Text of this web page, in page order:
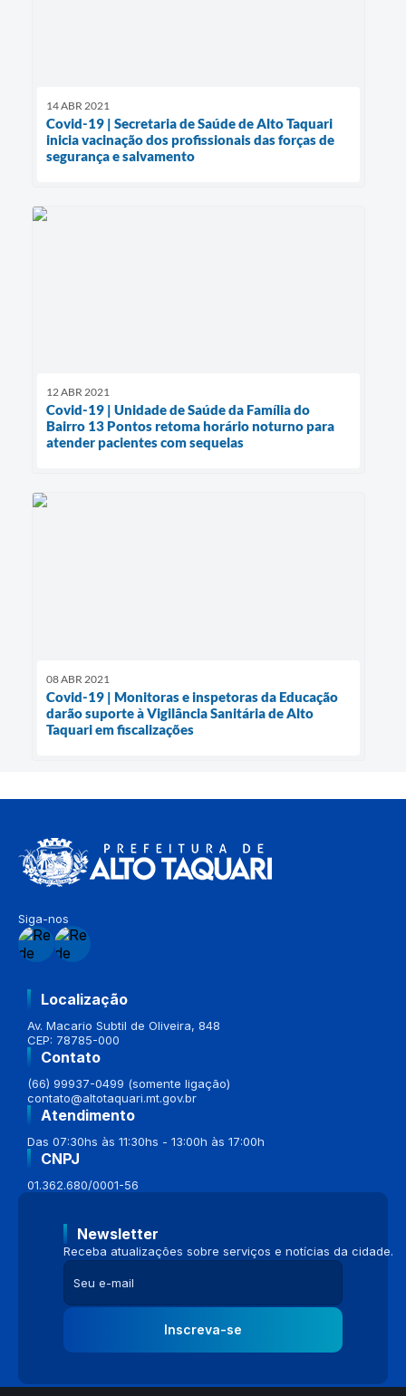
14 ABR 2021
Covid-19 | Secretaria de Saúde de Alto Taquari
inicia vacinação dos profissionais das forças de
segurança e salvamento
12 ABR 2021
Covid-19 | Unidade de Saúde da Família do
Bairro 13 Pontos retoma horário noturno para
atender pacientes com sequelas
08 ABR 2021
Covid-19 | Monitoras e inspetoras da Educação
darão suporte à Vigilância Sanitária de Alto
Taquari em fiscalizações
Siga-nos
Localização
Av. Macario Subtil de Oliveira, 848
CEP: 78785-000
Contato
(66) 99937-0499 (somente ligação)
contato@altotaquari.mt.gov.br
Atendimento
Das 07:30hs às 11:30hs - 13:00h às 17:00h
CNPJ
01.362.680/0001-56
Newsletter
Receba atualizações sobre serviços e notícias da cidade.
Inscreva-se